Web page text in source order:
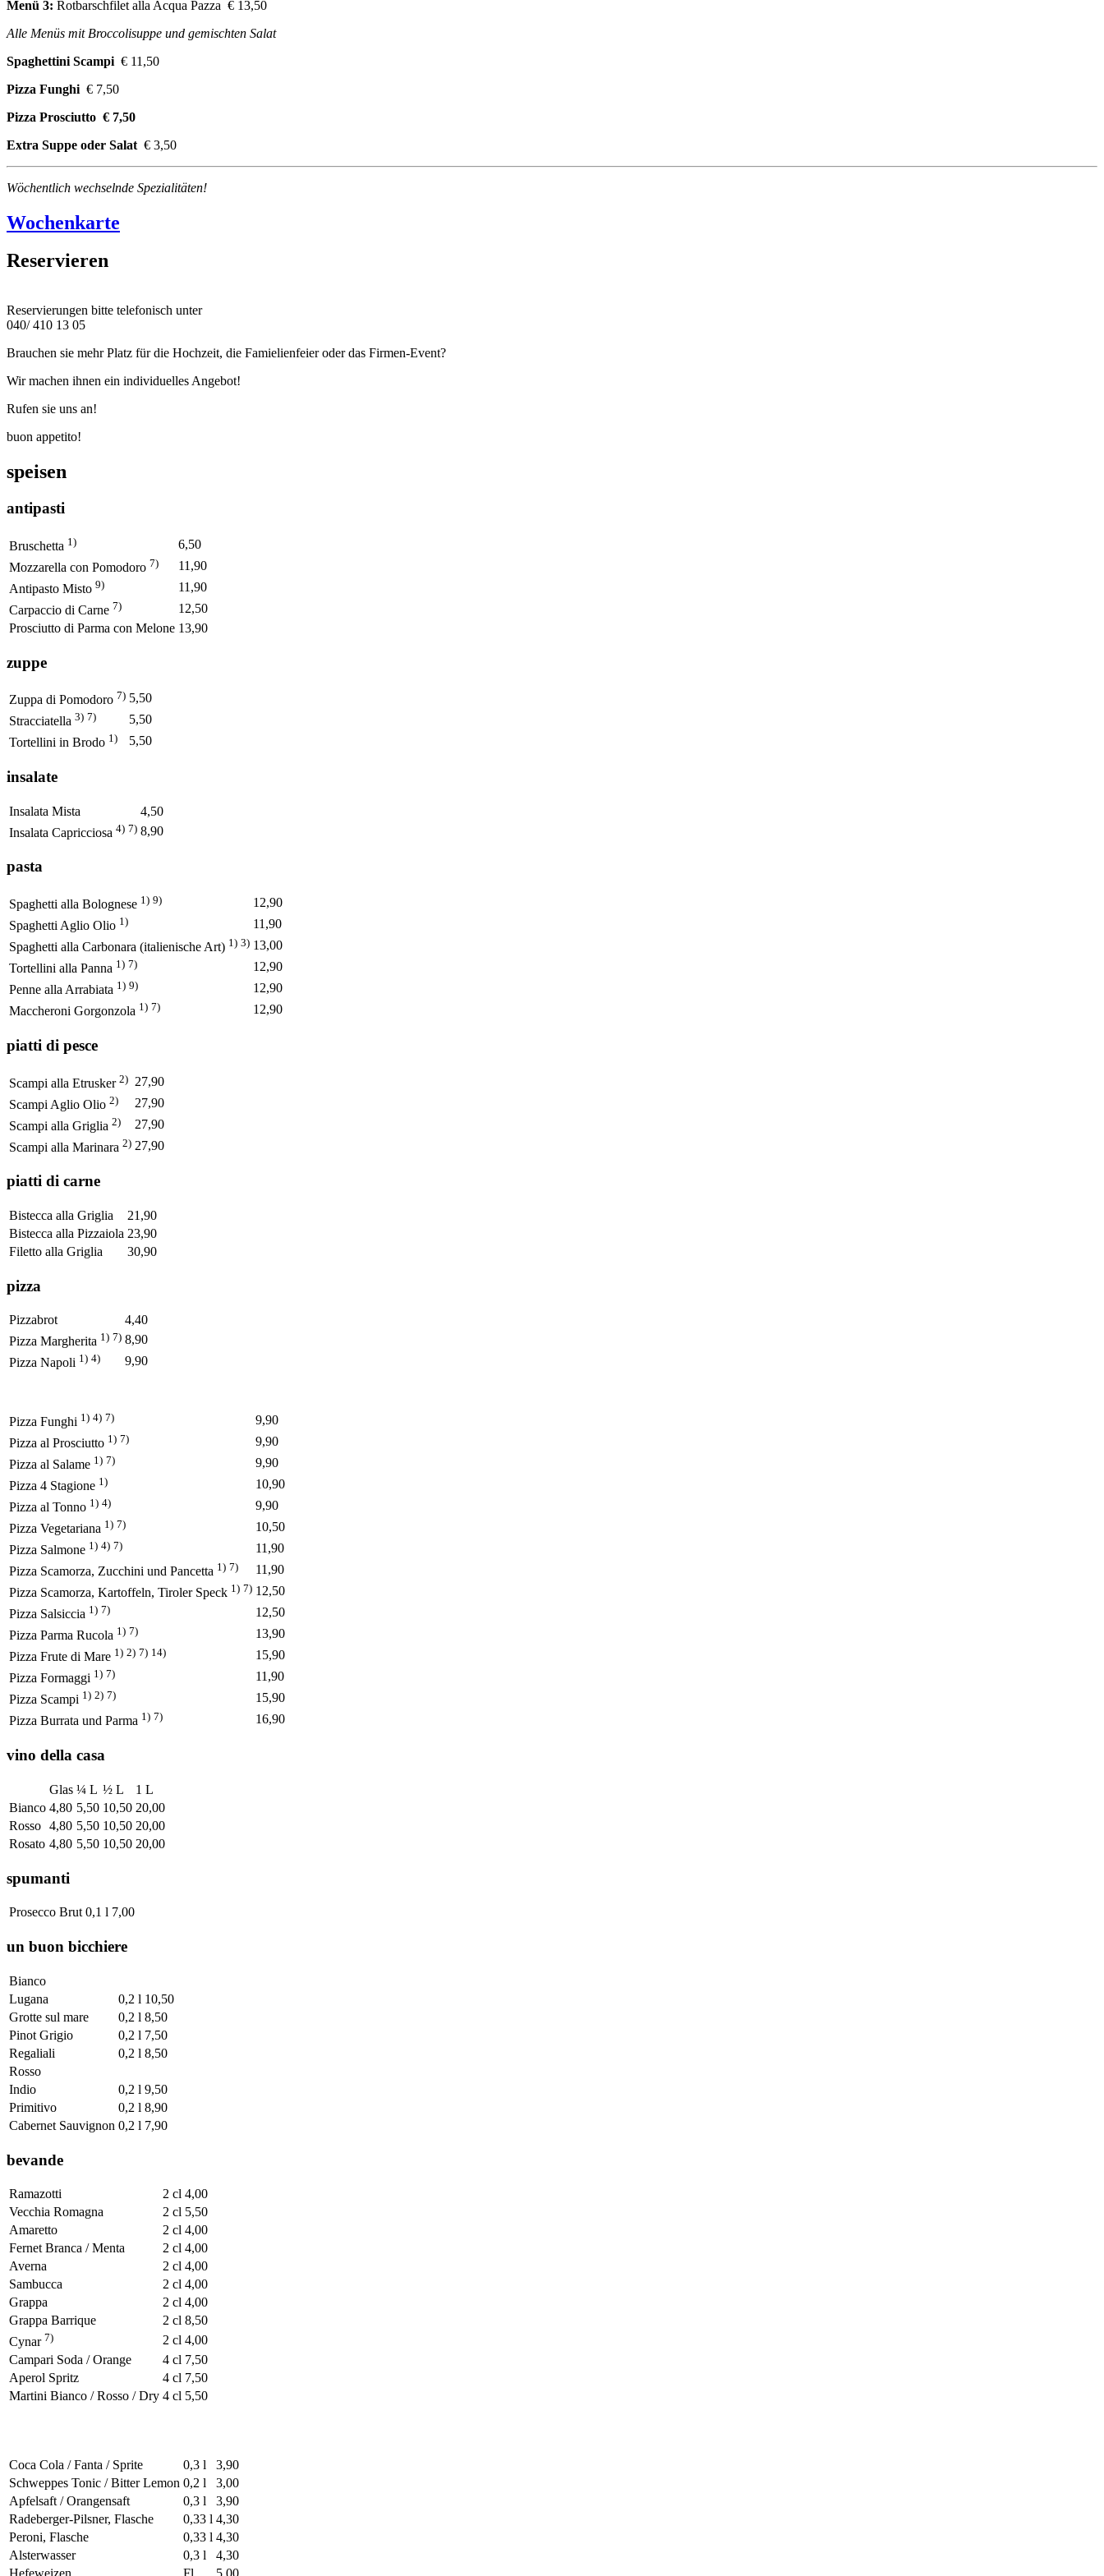
Menü 3: Rotbarschfilet alla Acqua Pazza € 13,50
Alle Menüs mit Broccolisuppe und gemischten Salat
Spaghettini Scampi € 11,50
Pizza Funghi € 7,50
Pizza Prosciutto € 7,50
Extra Suppe oder Salat € 3,50
Wöchentlich wechselnde Spezialitäten!
Wochenkarte
Reservieren
Reservierungen bitte telefonisch unter
040/ 410 13 05
Brauchen sie mehr Platz für die Hochzeit, die Famielienfeier oder das Firmen-Event?
Wir machen ihnen ein individuelles Angebot!
Rufen sie uns an!
buon appetito!
speisen
antipasti
Bruschetta 1)
6,50
Mozzarella con Pomodoro 7)
11,90
Antipasto Misto 9)
11,90
Carpaccio di Carne 7)
12,50
Prosciutto di Parma con Melone 13,90
zuppe
Zuppa di Pomodoro 7) 5,50
Stracciatella 3) 7)
5,50
Tortellini in Brodo 1) 5,50
insalate
Insalata Mista
4,50
Insalata Capricciosa 4) 7) 8,90
pasta
Spaghetti alla Bolognese 1) 9)
12,90
Spaghetti Aglio Olio 1)
11,90
Spaghetti alla Carbonara (italienische Art) 1) 3) 13,00
Tortellini alla Panna 1) 7)
12,90
Penne alla Arrabiata 1) 9)
12,90
Maccheroni Gorgonzola 1) 7) 12,90
piatti di pesce
Scampi alla Etrusker 2) 27,90
Scampi Aglio Olio 2)
27,90
Scampi alla Griglia 2)
27,90
Scampi alla Marinara 2) 27,90
piatti di carne
Bistecca alla Griglia
21,90
Bistecca alla Pizzaiola 23,90
Filetto alla Griglia
30,90
pizza
Pizzabrot
4,40
Pizza Margherita 1) 7) 8,90
Pizza Napoli 1) 4) 9,90
Pizza Funghi 1) 4) 7)
9,90
Pizza al Prosciutto 1) 7)
9,90
Pizza al Salame 1) 7)
9,90
Pizza 4 Stagione 1)
10,90
Pizza al Tonno 1) 4)
9,90
Pizza Vegetariana 1) 7)
10,50
Pizza Salmone 1) 4) 7)
11,90
Pizza Scamorza, Zucchini und Pancetta 1) 7)
11,90
Pizza Scamorza, Kartoffeln, Tiroler Speck 1) 7) 12,50
Pizza Salsiccia 1) 7)
12,50
Pizza Parma Rucola 1) 7)
13,90
Pizza Frute di Mare 1) 2) 7) 14)
15,90
Pizza Formaggi 1) 7)
11,90
Pizza Scampi 1) 2) 7)
15,90
Pizza Burrata und Parma 1) 7) 16,90
vino della casa
Glas ¼ L ½ L
1 L
Bianco 4,80 5,50 10,50 20,00
Rosso 4,80 5,50 10,50 20,00
Rosato 4,80 5,50 10,50 20,00
spumanti
Prosecco Brut 0,1 l 7,00
un buon bicchiere
Bianco
Lugana
0,2 l 10,50
Grotte sul mare
0,2 l 8,50
Pinot Grigio
0,2 l 7,50
Regaliali
0,2 l 8,50
Rosso
Indio
0,2 l 9,50
Primitivo
0,2 l 8,90
Cabernet Sauvignon 0,2 l 7,90
bevande
Ramazotti 2 cl 4,00
Vecchia Romagna
2 cl 5,50
Amaretto
2 cl 4,00
Fernet Branca / Menta
2 cl 4,00
Averna
2 cl 4,00
Sambucca
2 cl 4,00
Grappa
2 cl 4,00
Grappa Barrique
2 cl 8,50
Cynar 7) 2 cl 4,00
Campari Soda / Orange
4 cl 7,50
Aperol Spritz
4 cl 7,50
Martini Bianco / Rosso / Dry 4 cl 5,50
Coca Cola / Fanta / Sprite 0,3 l
3,90
Schweppes Tonic / Bitter Lemon 0,2 l
3,00
Apfelsaft / Orangensaft
0,3 l
3,90
Radeberger-Pilsner, Flasche
0,33 l 4,30
Peroni, Flasche
0,33 l 4,30
Alsterwasser
0,3 l
4,30
Hefeweizen
Fl 5,00